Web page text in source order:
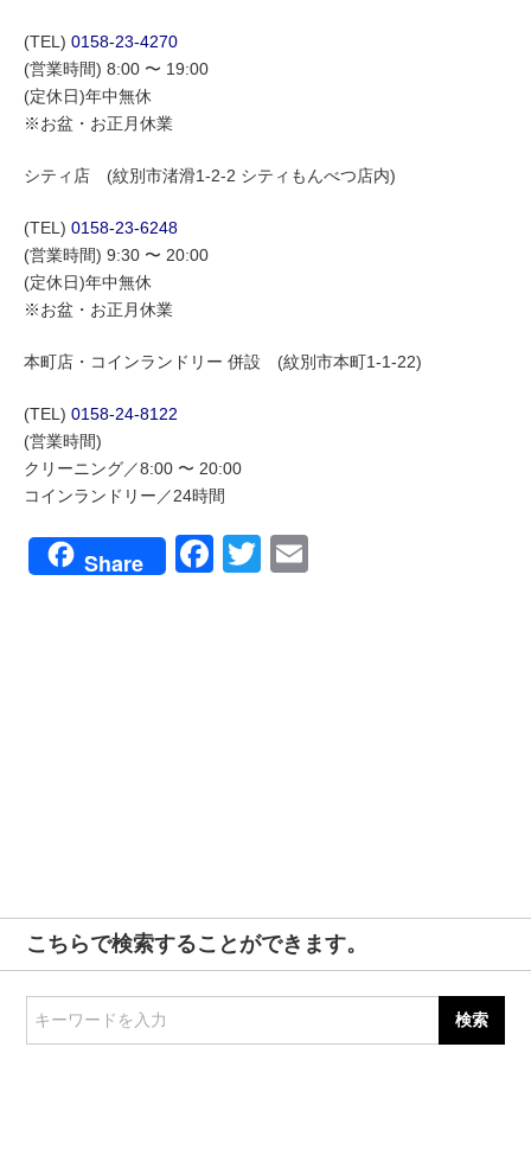
(TEL) 0158-23-4270
(営業時間) 8:00 〜 19:00
(定休日)年中無休
※お盆・お正月休業
シティ店 (紋別市渚滑1-2-2 シティもんべつ店内)
(TEL) 0158-23-6248
(営業時間) 9:30 〜 20:00
(定休日)年中無休
※お盆・お正月休業
本町店・コインランドリー 併設 (紋別市本町1-1-22)
(TEL) 0158-24-8122
(営業時間)
クリーニング／8:00 〜 20:00
コインランドリー／24時間
Share Facebook
Twitter
こちらで検索することができます。
キーワードを入力